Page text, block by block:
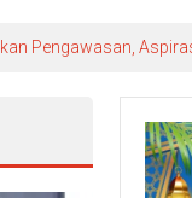
Pengawasan,